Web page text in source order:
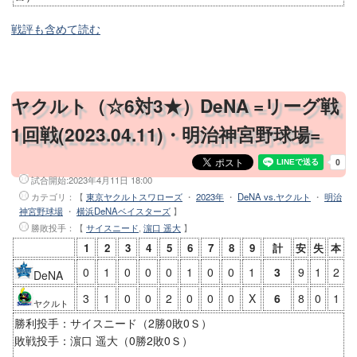
戦評も含めて読む
ヤクルト（☆6対3★）DeNA =リーグ戦
1回戦(2023.04.11)・明治神宮野球場=
試合開始:2023年4月11日 18:00
カテゴリ：【 東京ヤクルトスワローズ ・ 2023年 ・ DeNA vs.ヤクルト ・ 明治
神宮野球場 ・ 横浜DeNAベイスターズ 】
勝敗投手 ：【 サイスニード 濵口 遥大 】
1 2 3 4 5 6 7 8 9 計 安 失 本
DeNA 0 1 0 0 0 1 0 0 1 3 9 1 2
ヤクルト 3 1 0 0 2 0 0 0 X 6 8 0
1
勝利投手：サイスニード（2勝0敗0Ｓ）
敗戦投手：濵口 遥大（0勝2敗0Ｓ）